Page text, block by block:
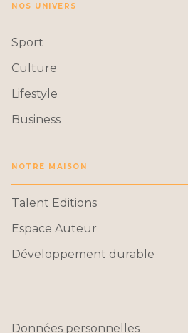
NOS UNIVERS
Sport
Culture
Lifestyle
Business
NOTRE MAISON
Talent Editions
Espace Auteur
Développement durable
Données personnelles